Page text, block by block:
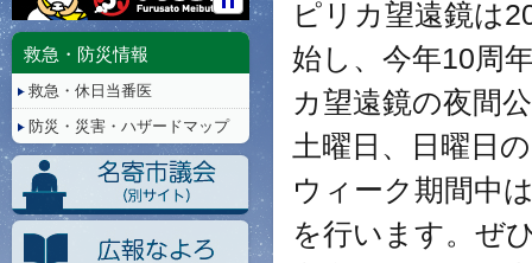
ピリカ望遠鏡は
始し、今年10周
カ望遠鏡の夜間
土曜日、日曜日
ウィーク期間中
を行います。ぜ
停
救急・防災情報
救急・休日当番医
防災・災害・ハザードマップ